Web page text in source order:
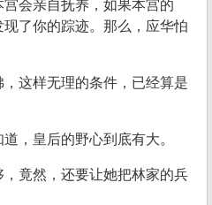
会亲自抚养，如果本宫的
了你的踪迹。那么，应华怕
这样无理的条件，已经算是
，皇后的野心到底有大。
竟然，还要让她把林家的兵